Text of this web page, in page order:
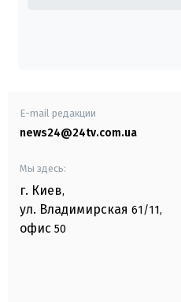
E-mail редакции
news24@24tv.com.ua
Мы здесь:
г. Киев,
ул. Владимирская 61/11,
офис 50